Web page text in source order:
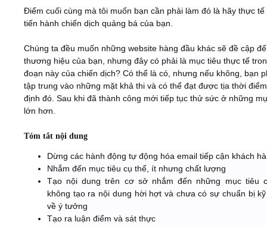
Điểm cuối cùng mà tôi muốn bạn cần phải làm đó là hãy thực tế
tiến hành chiến dịch quảng bá của bạn.
Chúng ta đều muốn những website hàng đầu khác sẽ đề cập
thương hiệu của bạn, nhưng đây có phải là mục tiêu thực tế
đoạn này của chiến dịch? Có thể là có, nhưng nếu không, bạn
tập trung vào những mặt khả thi và có thể đạt được tịa thời
định đó. Sau khi đã thành công mới tiếp tục thử sức ở những
lớn hơn.
Tóm tắt nội dung
Dừng các hành động tự động hóa email tiếp cận khách
Nhắm đến mục tiêu cụ thể, ít nhưng chất lượng
Tạo nội dung trên cơ sở nhắm đến những mục tiêu
không tạo ra nội dung hời hợt và chưa có sự chuẩn bị
về ý tưởng
Tạo ra luận điểm và sát thực